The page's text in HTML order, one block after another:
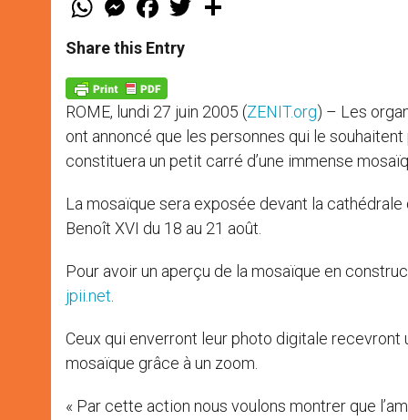
t
s
p
p
e
s
e
g
e
r
a
e
b
k
w
Share this Entry
ROME, lundi 27 juin 2005 (ZENIT.org) – Les
ont annoncé que les personnes qui le
constituera un petit carré d’une immense
La mosaïque sera exposée devant la
Benoît XVI du 18 au 21 août.
Pour avoir un aperçu de la mosaïque en
jpii.net
Ceux qui enverront leur photo digitale
mosaïque grâce à un zoom.
« Par cette action nous voulons montrer que